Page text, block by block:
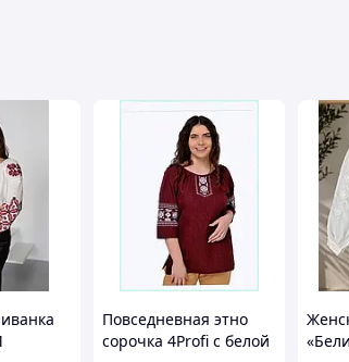
Повседневная этно
сорочка 4Profi с белой